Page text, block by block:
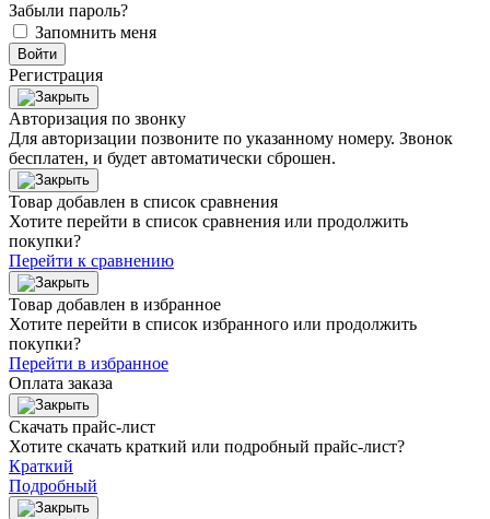
Забыли пароль?
Запомнить меня
Войти
Регистрация
Авторизация по звонку
Для авторизации позвоните по указанному номеру. Звонок
бесплатен, и будет автоматически сброшен.
Товар добавлен в список сравнения
Хотите перейти в список сравнения или продолжить
покупки?
Перейти к сравнению
Товар добавлен в избранное
Хотите перейти в список избранного или продолжить
покупки?
Перейти в избранное
Оплата заказа
Скачать прайс-лист
Хотите скачать краткий или подробный прайс-лист?
Краткий
Подробный